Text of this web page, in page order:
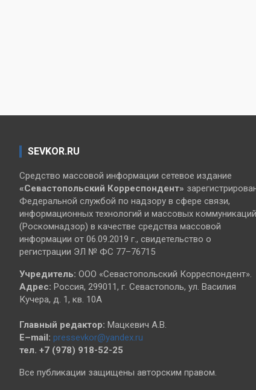
SEVKOR.RU
Средство массовой информации сетевое издание
«Севастопольский Корреспондент»
Федеральной службой по надзору в сфере связи,
информационных технологий и массовых коммуникаций
(Роскомнадзор) в качестве средства массовой
информации от 06.09.2019 г., свидетельство о
регистрации ЭЛ № ФС 77–76715
Учредитель: ООО «Севастопольский Корреспондент».
Адрес: Россия, 299011, г. Севастополь, ул. Василия
Кучера, д. 1, кв. 10А
Главный редактор: Мацкевич А.В.
E–mail: pressevkor@yandex.ru
тел. +7 (978) 918-52-25
Все публикации защищены авторским правом.